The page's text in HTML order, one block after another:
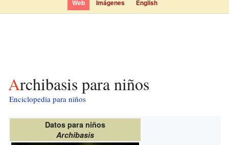
Web Imágenes English
Archibasis para niños
Enciclopedia para niños
Datos para niños
Archibasis